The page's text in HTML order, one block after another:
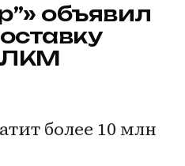
объявил
ЛКМ
более 10 млн